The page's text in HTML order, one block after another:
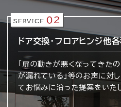
SERVICE. 02
ドア交換・フロアヒンジ他
「扉の動きが悪くなってきたの
が漏れている」等のお声に対
てお悩みに沿った提案をいたし